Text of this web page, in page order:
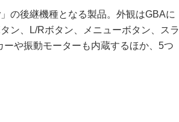
の後継機種となる製品。外観はGBAに
ン、L/Rボタン、メニューボタン、スラ
や振動モーターも内蔵するほか、5つ